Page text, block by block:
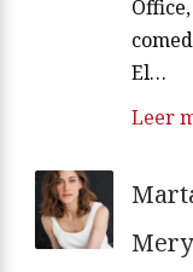
El…
Leer